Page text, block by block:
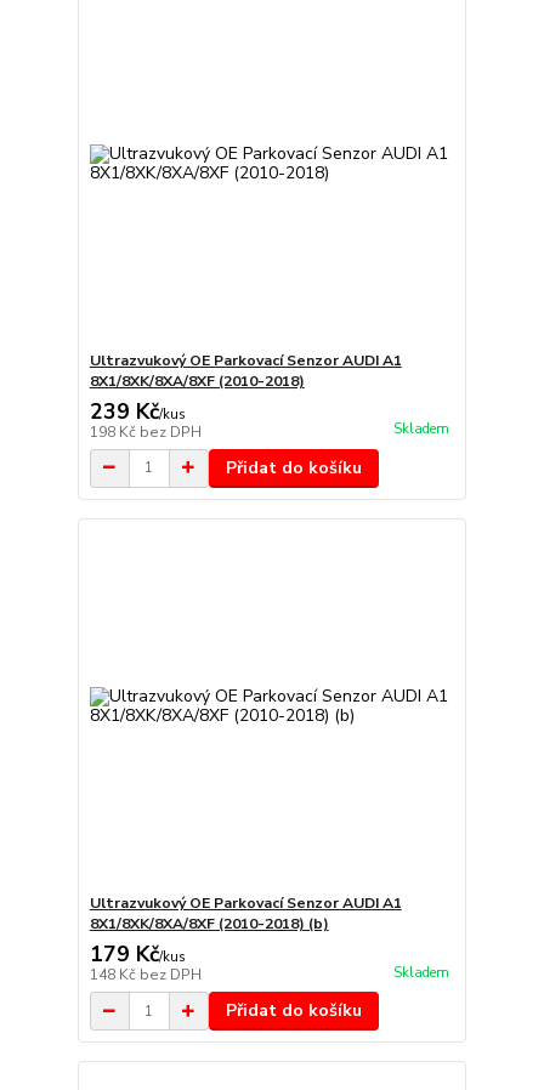
Ultrazvukový OE Parkovací Senzor AUDI A1
8X1/8XK/8XA/8XF (2010-2018)
239 Kč/kus
198 Kč bez DPH Skladem
Přidat do košíku
Ultrazvukový OE Parkovací Senzor AUDI A1
8X1/8XK/8XA/8XF (2010-2018) (b)
179 Kč/kus
148 Kč bez DPH Skladem
Přidat do košíku